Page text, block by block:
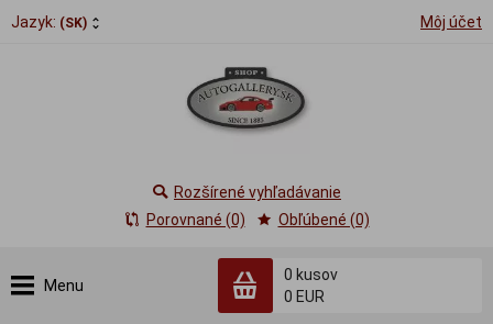
Jazyk: (SK) Môj účet
Menu
0 kusov
0 EUR
Rozšírené vyhľadávanie
Porovnané (0)
Obľúbené (0)